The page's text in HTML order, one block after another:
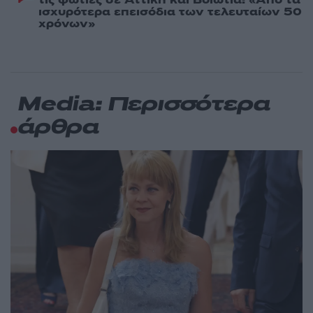
ισχυρότερα επεισόδια των τελευταίων 50
χρόνων»
Media: Περισσότερα
άρθρα